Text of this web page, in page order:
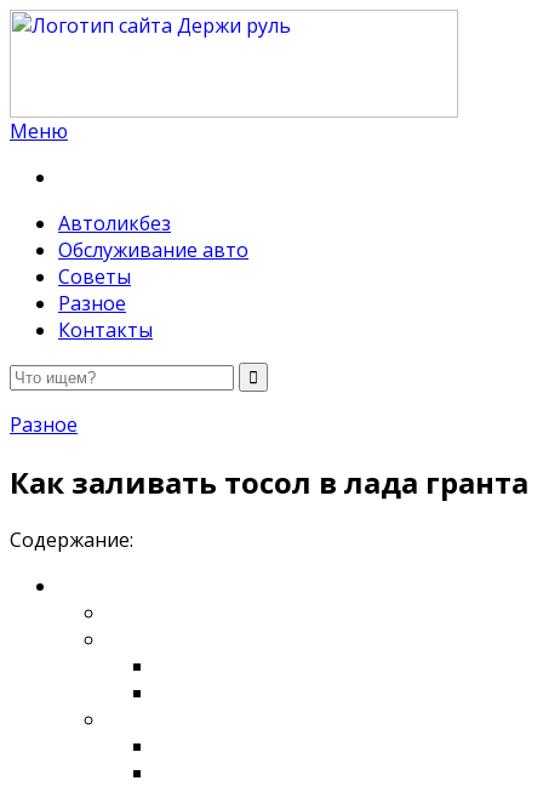
Меню
Автоликбез
Обслуживание авто
Советы
Разное
Контакты
Разное
Как заливать тосол в лада гранта
Содержание: